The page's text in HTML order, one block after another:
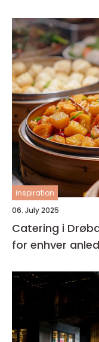
inspiration
06. July 2025
Catering i
for enhver